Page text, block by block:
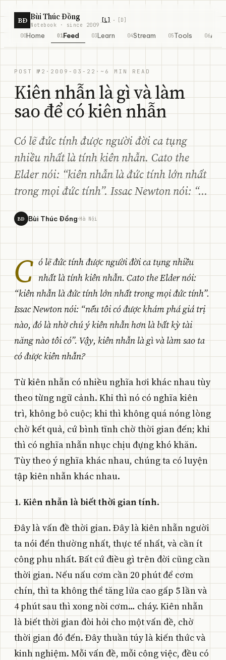
BĐ Bùi Thúc Đồng
Notebook · since 2009
00Home 01 Feed 03Learn 04Stream 05Tools 06
[L] · [D]
POST №2 · 2009-03-22 · ~6 MIN READ
Kiên nhẫn là gì và làm
sao để có kiên nhẫn
Có lẽ đức tính được người đời ca tụng
nhiều nhất là tính kiên nhẫn. Cato the
Elder nói: “kiên nhẫn là đức tính lớn nhất
trong mọi đức tính”. Issac Newton nói: “...
BĐ Bùi Thúc Đồng·Hà Nội
C ó lẽ đức tính được người đời ca tụng nhiều
nhất là tính kiên nhẫn. Cato the Elder nói:
“kiên nhẫn là đức tính lớn nhất trong mọi đức tính”.
Issac Newton nói: “nếu tôi có được khám phá giá trị
nào, đó là nhờ chú ý kiên nhẫn hơn là bất kỳ tài
năng nào tôi có”. Vậy, kiên nhẫn là gì và làm sao ta
có được kiên nhẫn?
Từ kiên nhẫn có nhiều nghĩa hơi khác nhau tùy
theo từng ngữ cảnh. Khi thì nó có nghĩa kiên
trì, không bỏ cuộc; khi thì không quá nóng lòng
chờ kết quả, cứ bình tĩnh chờ thời gian đến; khi
thì có nghĩa nhẫn nhục chịu đựng khó khăn.
Tùy theo ý nghĩa khác nhau, chúng ta có luyện
tập kiên nhẫn khác nhau.
1. Kiên nhẫn là biết thời gian tính.
Đây là vấn đề thời gian. Đây là kiên nhẫn người
ta nói đến thường nhất, thực tế nhất, và cần ít
công phu nhất. Bất cứ điều gì trên đời cũng cần
thời gian. Nếu nấu cơm cần 20 phút để cơm
chín, thì ta không thể tăng lửa cao gấp 5 lần và
4 phút sau thì xong nồi cơm… cháy. Kiên nhẫn
là biết thời gian đòi hỏi cho một vấn đề, chờ
thời gian đó đến. Đây thuần túy là kiến thức và
kinh nghiệm. Mỗi vấn đề, mỗi công việc, đều có